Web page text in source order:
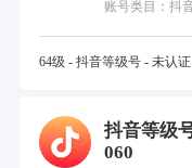
账号类目：抖
64级 - 抖音等级号 - 未认
抖音等级
060